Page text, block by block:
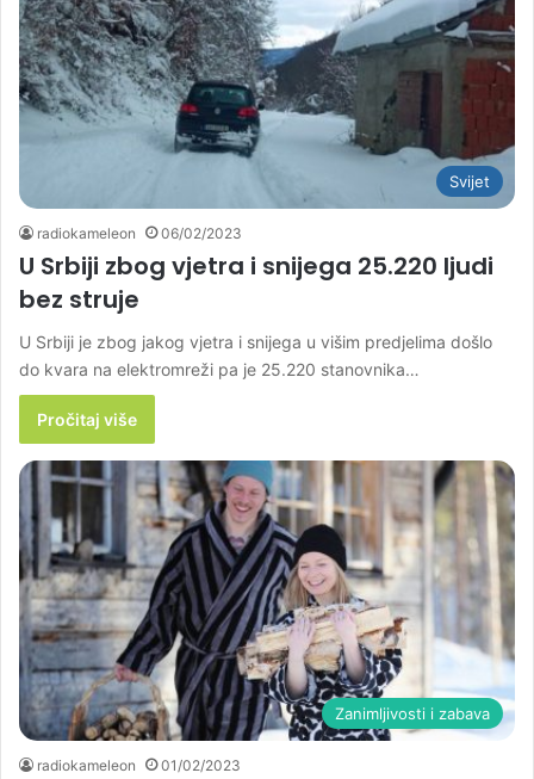
Svijet
radiokameleon 06/02/2023
U Srbiji zbog vjetra i snijega 25.220 ljudi
bez struje
U Srbiji je zbog jakog vjetra i snijega u višim predjelima došlo
do kvara na elektromreži pa je 25.220 stanovnika…
Pročitaj više
Zanimljivosti i zabava
radiokameleon 01/02/2023